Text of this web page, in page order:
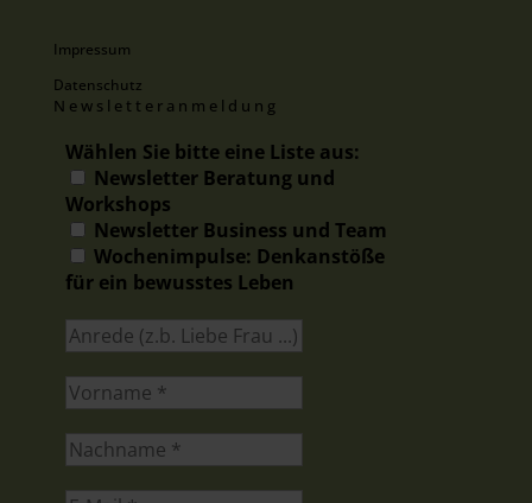
Impressum
Datenschutz
Newsletteranmeldung
Wählen Sie bitte eine Liste aus:
Newsletter Beratung und
Workshops
Newsletter Business und Team
Wochenimpulse: Denkanstöße
für ein bewusstes Leben